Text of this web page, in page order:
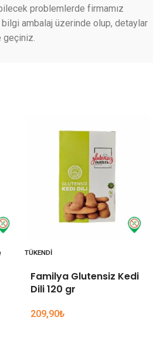
problemlerde firmamız
ambalaj üzerinde olup, detaylar
geçiniz.
TÜKENDI
Familya Glutensiz Kedi
Dili 120 gr
209,90₺